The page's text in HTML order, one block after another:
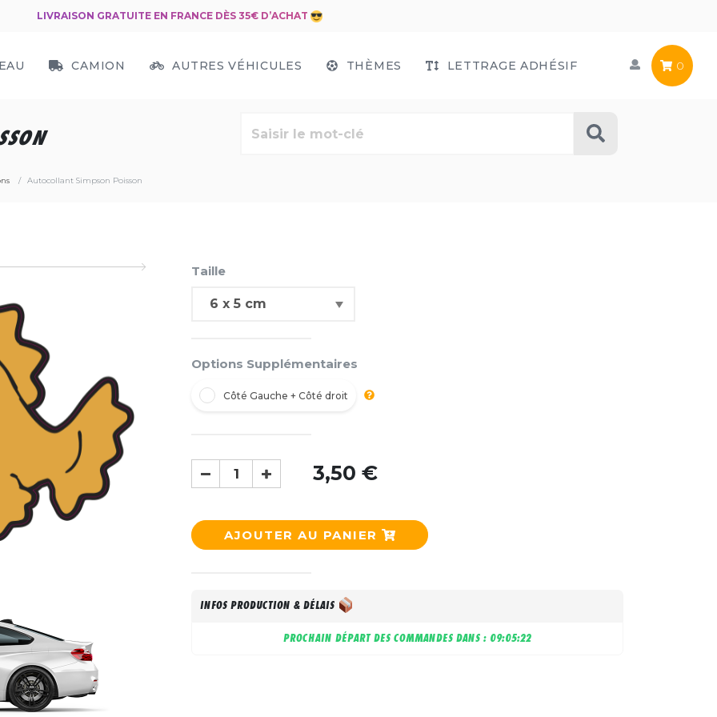
LIVRAISON GRATUITE EN FRANCE DÈS 35€ D’ACHAT
CAMION AUTRES VÉHICULES THÈMES LETTRAGE ADHÉSIF 0
Autocollant Simpson Poisson
Taille
Options Supplémentaires
Côté Gauche + Côté droit
3,50 €
AJOUTER AU PANIER
INFOS PRODUCTION & DÉLAIS
PROCHAIN DÉPART DES COMMANDES DANS : 09:05:21